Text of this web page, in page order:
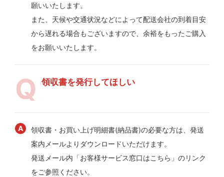
願いいたします。
また、天候や交通状況などによって配送会社の到着目安
から遅れる場合もございますので、余裕をもったご購入
をお願いいたします。
領収書を発行してほしい
領収書・お買い上げ明細書(納品書)の必要な方は、発送
案内メールよりダウンロードいただけます。
発送メール内「お客様サービス窓口はこちら」のリンク
をご参照ください。